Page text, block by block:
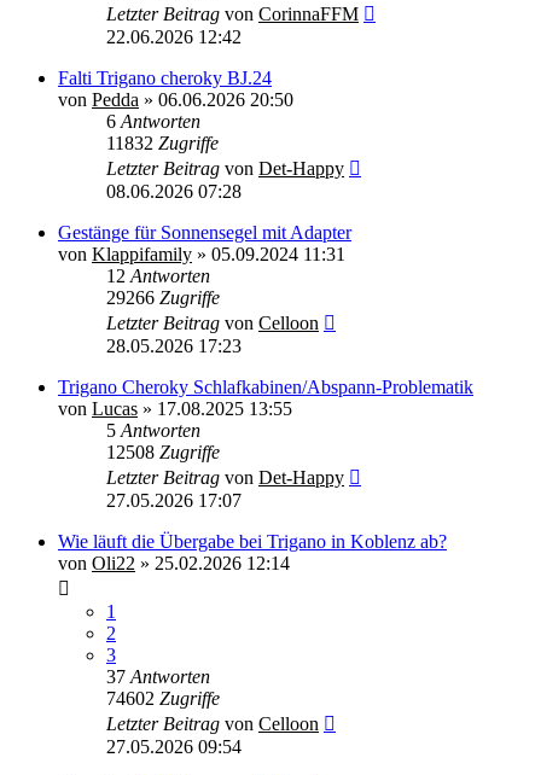
Letzter Beitrag von CorinnaFFM
22.06.2026 12:42
Falti Trigano cheroky BJ.24
von Pedda » 06.06.2026 20:50
6 Antworten
11832 Zugriffe
Letzter Beitrag von Det-Happy
08.06.2026 07:28
Gestänge für Sonnensegel mit Adapter
von Klappifamily » 05.09.2024 11:31
12 Antworten
29266 Zugriffe
Letzter Beitrag von Celloon
28.05.2026 17:23
Trigano Cheroky Schlafkabinen/Abspann-Problematik
von Lucas » 17.08.2025 13:55
5 Antworten
12508 Zugriffe
Letzter Beitrag von Det-Happy
27.05.2026 17:07
Wie läuft die Übergabe bei Trigano in Koblenz ab?
von Oli22 » 25.02.2026 12:14
1
2
3
37 Antworten
74602 Zugriffe
Letzter Beitrag von Celloon
27.05.2026 09:54